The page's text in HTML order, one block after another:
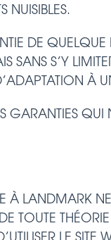
NUISIBLES.
DE QUELQUE
SANS S’Y
À
GARANTIES QUI
LANDMARK NE
TOUTE